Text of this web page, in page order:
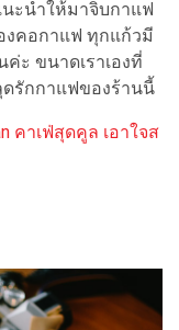
นะนำให้มาจิบกาแฟ
งคอกาแฟ ทุกแก้วมี
ะ ขนาดเราเองที่
รักกาแฟของร้านนี้
คาเฟ่สุดคูล เอาใจส